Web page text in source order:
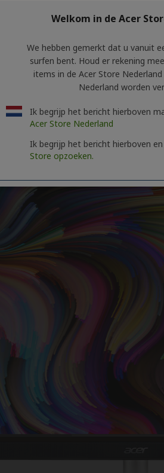
Welkom in de Acer
We hebben gemerkt dat u vanuit
surfen bent. Houd er rekening
items in de Acer Store Nederland
Nederland worden
Ik begrijp het bericht hierboven
Acer Store Nederland
Ik begrijp het bericht hierboven
Store opzoeken.